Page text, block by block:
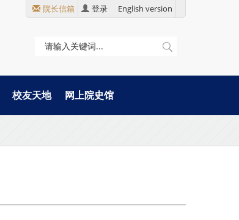
院长信箱 登录 English version
校友天地 网上院史馆